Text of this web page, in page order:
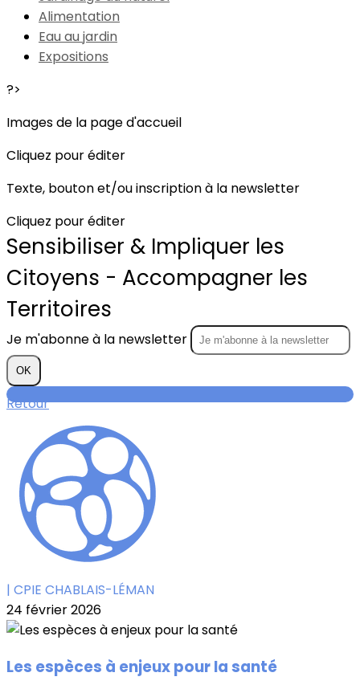
Alimentation
Eau au jardin
Expositions
?>
Images de la page d'accueil
Cliquez pour éditer
Texte, bouton et/ou inscription à la newsletter
Cliquez pour éditer
Sensibiliser & Impliquer les
Citoyens - Accompagner les
Territoires
Je m'abonne à la newsletter
OK
Retour
| CPIE CHABLAIS-LÉMAN
24 février 2026
Les espèces à enjeux pour la santé